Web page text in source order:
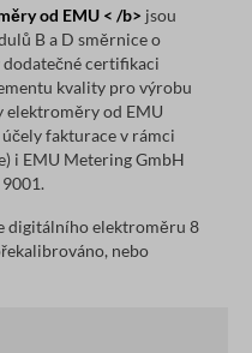
od EMU < /b> jsou
B a D směrnice o
certifikaci
kvality pro výrobu
elektroměry od EMU
fakturace v rámci
i EMU Metering GmbH
digitálního elektroměru 8
nebo